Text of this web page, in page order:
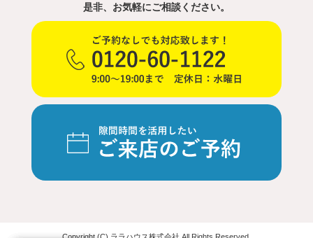
是非、お気軽にご相談ください。
Copyright (C) ララハウス株式会社 All Rights Reserved.